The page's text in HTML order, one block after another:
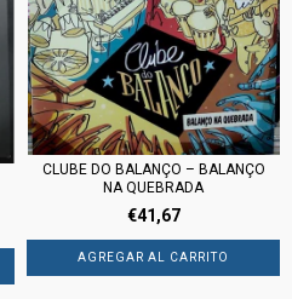
CLUBE DO BALANÇO ‎– BALANÇO
NA QUEBRADA
€41,67